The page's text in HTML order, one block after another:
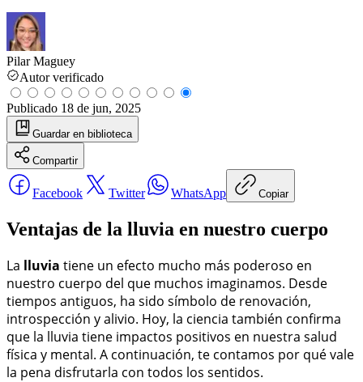
Pilar Maguey
Autor verificado
Publicado 18 de jun, 2025
Guardar en biblioteca
Compartir
Facebook Twitter WhatsApp Copiar
Ventajas de la lluvia en nuestro cuerpo
La lluvia tiene un efecto mucho más poderoso en
nuestro cuerpo del que muchos imaginamos. Desde
tiempos antiguos, ha sido símbolo de renovación,
introspección y alivio. Hoy, la ciencia también confirma
que la lluvia tiene impactos positivos en nuestra salud
física y mental. A continuación, te contamos por qué vale
la pena disfrutarla con todos los sentidos.